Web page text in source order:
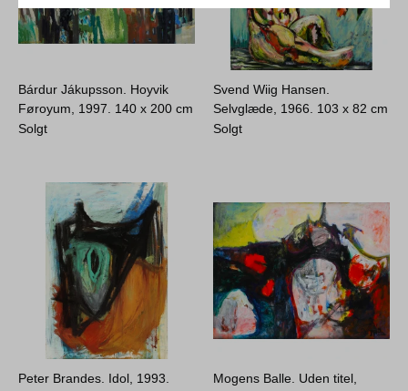
Bárdur Jákupsson. Hoyvik
Føroyum, 1997. 140 x 200 cm
Solgt
Svend Wiig Hansen.
Selvglæde, 1966. 103 x 82 cm
Solgt
Peter Brandes. Idol, 1993.
Mogens Balle. Uden titel,